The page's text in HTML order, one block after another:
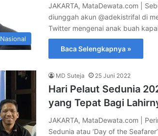
Nasional
JAKARTA, MataDewata.com |
diunggah akun @adekistrifal di
Twitter mengenai anak buah
Baca Selengkapnya »
MD Suteja 25 Juni 2022
Hari Pelaut Sedunia
yang Tepat Bagi
JAKARTA, MataDewata.com |
Sedunia atau ‘Day of the